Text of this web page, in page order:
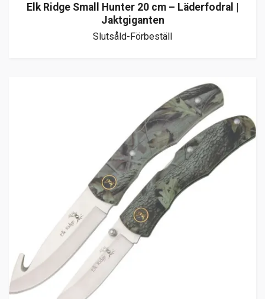
Elk Ridge Small Hunter 20 cm – Läderfodral |
Jaktgiganten
Slutsåld-Förbeställ